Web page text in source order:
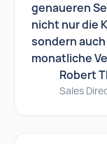
genaueren
nicht nur die
sondern
monatliche
Robert
Sales